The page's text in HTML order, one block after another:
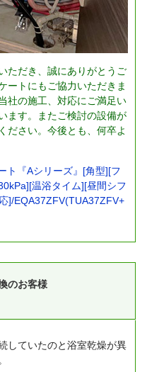
ただき、誠にありがとうご
ートにもご協力いただきま
社の施工、対応にご満足い
ます。またご検討の設備が
ださい。今後とも、何卒よ
ト『Aシリーズ』[角型][フ
温浴タイム][昼間シフ
]/EQA37ZFV(TUA37ZFV+
のお客様
していたのと浴室乾燥が異